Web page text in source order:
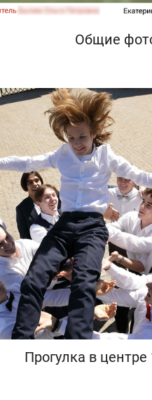
Общие
Прогулка в центре